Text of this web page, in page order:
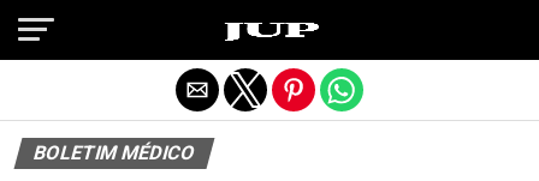
BOLETIM MÉDICO
Exit mobile version